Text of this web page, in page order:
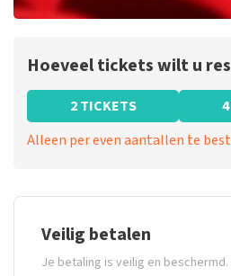
Hoeveel tickets wilt u
2 TICKETS
Alleen per even aantallen te
Veilig betalen
Je betaling is veilig en